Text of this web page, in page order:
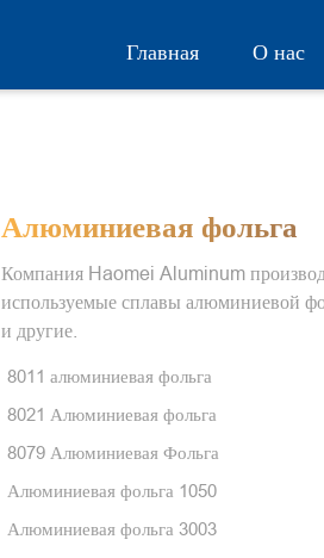
Главная О нас
Алюминиевая фольга
Компания Haomei Aluminum
используемые сплавы алюминиевой
и другие.
8011 алюминиевая фольга
8021 Алюминиевая фольга
8079 Алюминиевая Фольга
Алюминиевая фольга 1050
Алюминиевая фольга 3003